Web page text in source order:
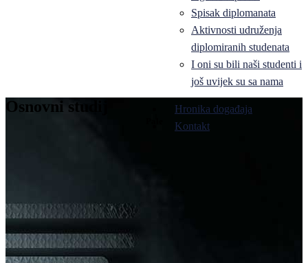
Spisak diplomanata
Aktivnosti udruženja
diplomiranih studenata
I oni su bili naši studenti i
još uvijek su sa nama
Hronika događaja
Kontakt
Osnovni studij